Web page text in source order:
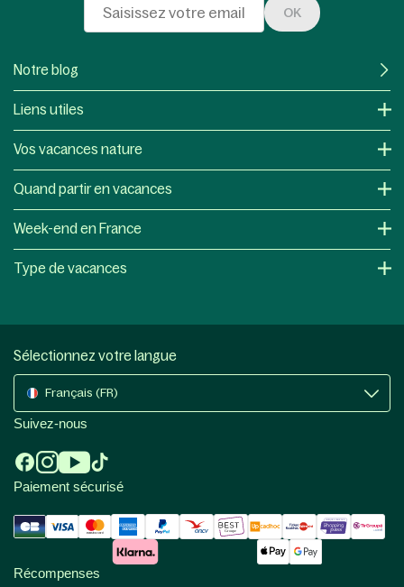
OK
Notre blog
Liens utiles
Vos vacances nature
Quand partir en vacances
Week-end en France
Type de vacances
Sélectionnez votre langue
Français (FR)
Suivez-nous
Paiement sécurisé
Récompenses